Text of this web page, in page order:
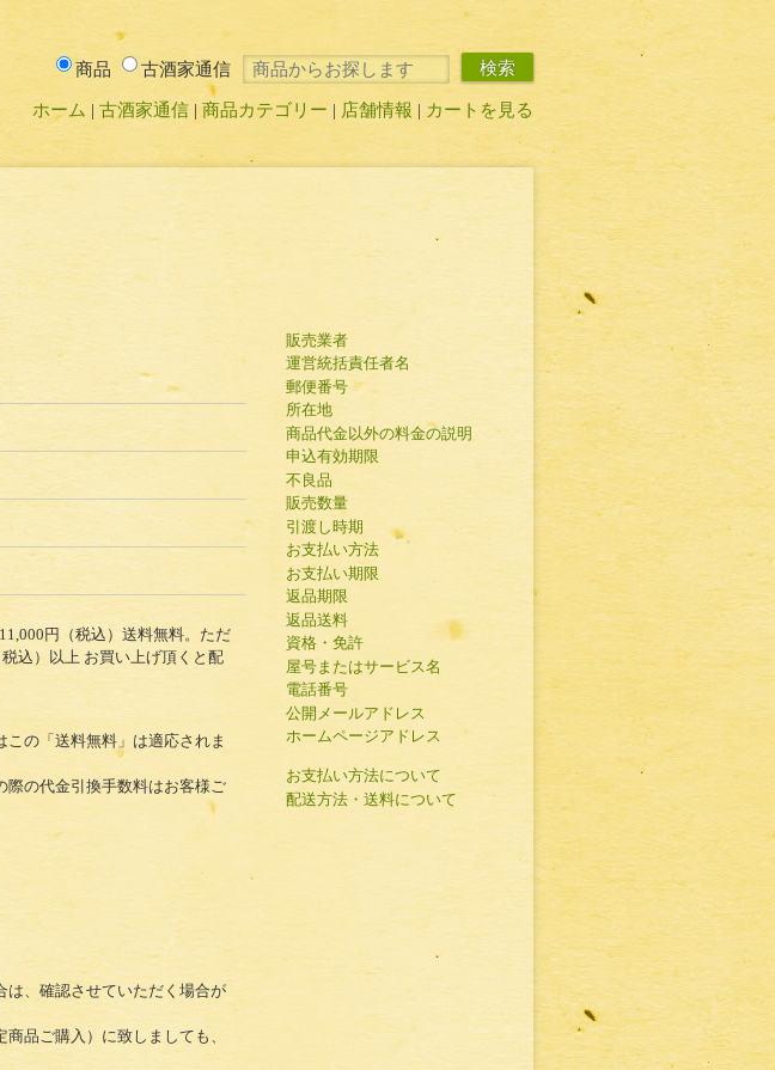
ホーム 古酒家通信 商品カテゴリー 店舗情報 カートを見る
商品 古酒家通信 検索
円（税込）送料無料。ただ
込）以上 お買い上げ頂くと配
の「送料無料」は適応されま
際の代金引換手数料はお客様ご
は、確認させていただく場合が
品ご購入）に致しましても、
販売業者
運営統括責任者名
郵便番号
所在地
商品代金以外の料金の説明
申込有効期限
不良品
販売数量
引渡し時期
お支払い方法
お支払い期限
返品期限
返品送料
資格・免許
屋号またはサービス名
電話番号
公開メールアドレス
ホームページアドレス
お支払い方法について
配送方法・送料について